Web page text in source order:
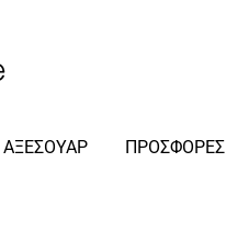
ΑΞΕΣΟΥΑΡ ΠΡΟΣΦΟΡΕΣ